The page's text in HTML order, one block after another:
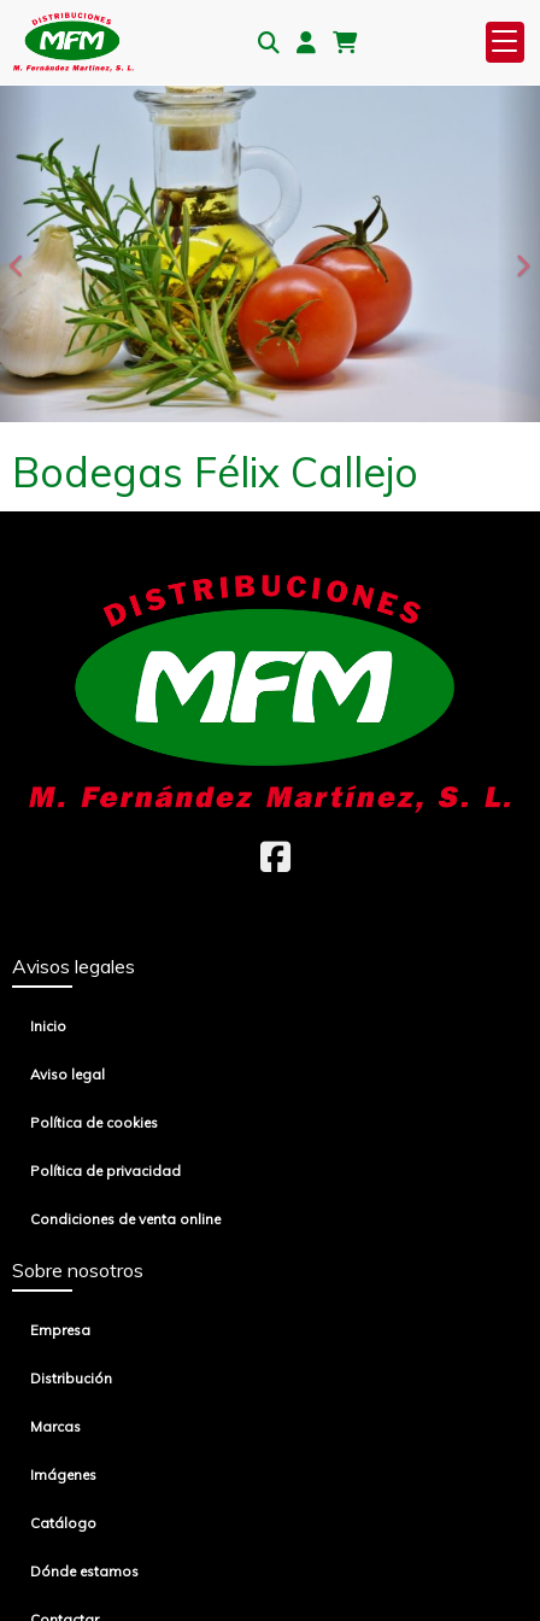
Bodegas Félix Callejo
Avisos legales
Inicio
Aviso legal
Política de cookies
Política de privacidad
Condiciones de venta online
Sobre nosotros
Empresa
Distribución
Marcas
Imágenes
Catálogo
Dónde estamos